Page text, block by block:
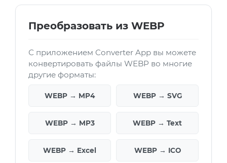
Преобразовать из WEBP
С приложением Converter App вы можете
конвертировать файлы WEBP во многие
другие форматы:
WEBP → MP4 WEBP → SVG
WEBP → MP3 WEBP → Text
WEBP → Excel WEBP → ICO